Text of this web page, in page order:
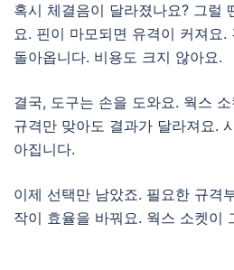
혹시 체결음이 달라졌나요? 그럴
요. 핀이 마모되면 유격이 커져요.
돌아옵니다. 비용도 크지 않아요.
결국, 도구는 손을 도와요. 웍스
규격만 맞아도 결과가 달라져요.
아집니다.
이제 선택만 남았죠. 필요한 규격
작이 효율을 바꿔요. 웍스 소켓이